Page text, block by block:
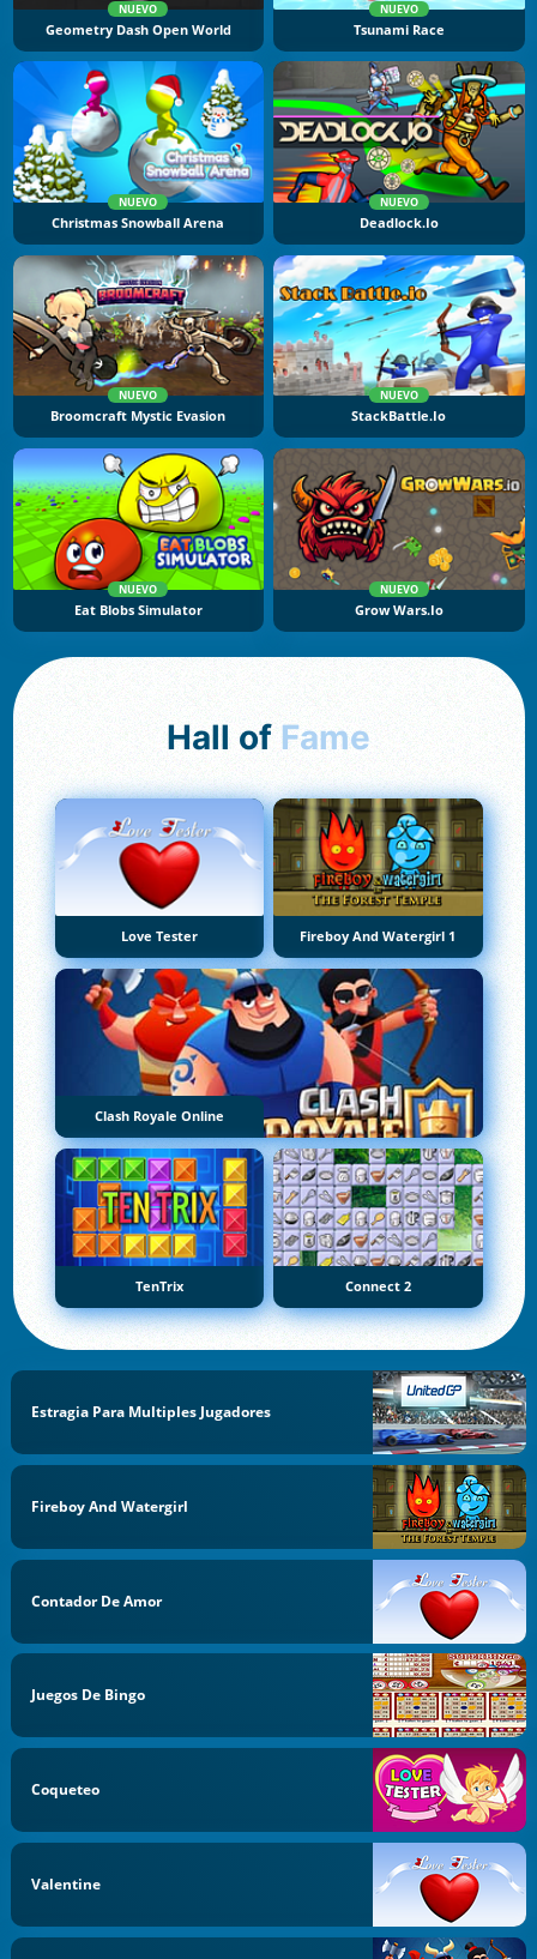
NUEVO
Geometry Dash Open World
NUEVO
Tsunami Race
NUEVO
Christmas Snowball Arena
NUEVO
Deadlock.io
NUEVO
Broomcraft Mystic Evasion
NUEVO
StackBattle.io
NUEVO
Eat Blobs Simulator
NUEVO
Grow Wars.io
Hall of Fame
Love Tester Fireboy And Watergirl 1
Clash Royale Online
TenTrix Connect 2
Estragia Para Multiples Jugadores
Fireboy And Watergirl
Contador De Amor
Juegos De Bingo
Coqueteo
Valentine